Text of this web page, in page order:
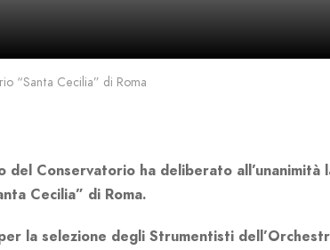
“Santa Cecilia” di Roma
Conservatorio ha deliberato all’unanimità
Cecilia” di Roma.
la selezione degli Strumentisti